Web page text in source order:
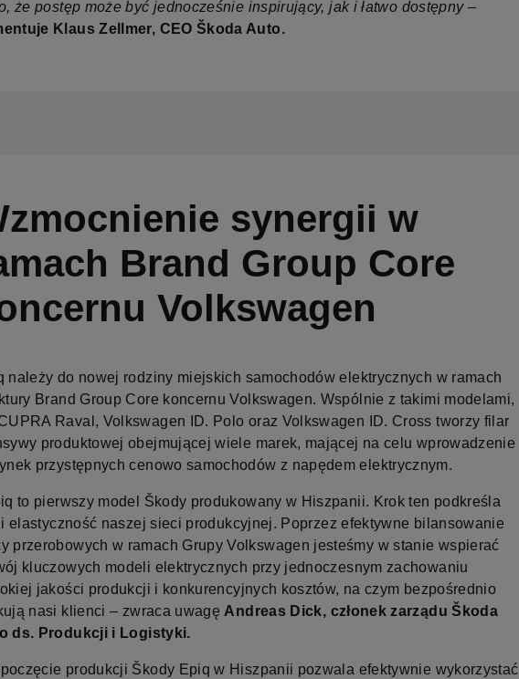
że postęp może być jednocześnie inspirujący, jak i łatwo dostępny –
Klaus Zellmer, CEO Škoda Auto.
synergii w
Brand Group Core
Volkswagen
należy do nowej rodziny miejskich samochodów elektrycznych w ramach
Brand Group Core koncernu Volkswagen. Wspólnie z takimi modelami,
Raval, Volkswagen ID. Polo oraz Volkswagen ID. Cross tworzy filar
produktowej obejmującej wiele marek, mającej na celu wprowadzenie
przystępnych cenowo samochodów z napędem elektrycznym.
to pierwszy model Škody produkowany w Hiszpanii. Krok ten podkreśla
i elastyczność naszej sieci produkcyjnej. Poprzez efektywne bilansowanie
przerobowych w ramach Grupy Volkswagen jesteśmy w stanie wspierać
kluczowych modeli elektrycznych przy jednoczesnym zachowaniu
jakości produkcji i konkurencyjnych kosztów, na czym bezpośrednio
nasi klienci – zwraca uwagęAndreas Dick, członek zarządu Škoda
ds. Produkcji i Logistyki.
produkcji Škody Epiq w Hiszpanii pozwala efektywnie wykorzystać